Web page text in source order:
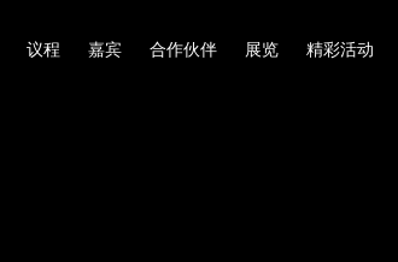
议程 嘉宾 合作伙伴 展览 精彩活动